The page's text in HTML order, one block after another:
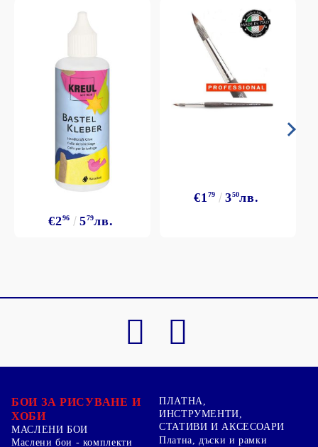
€296 579лв.
€1 79 350лв.
БОИ ЗА РИСУВАНЕ И
ХОБИ
МАСЛЕНИ БОИ
Маслени бои - комплекти
ПЛАТНА,
ИНСТРУМЕНТИ,
СТАТИВИ И АКСЕСОАРИ
Платна, дъски и рамки